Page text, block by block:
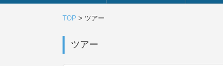
TOP > ツアー
ツアー